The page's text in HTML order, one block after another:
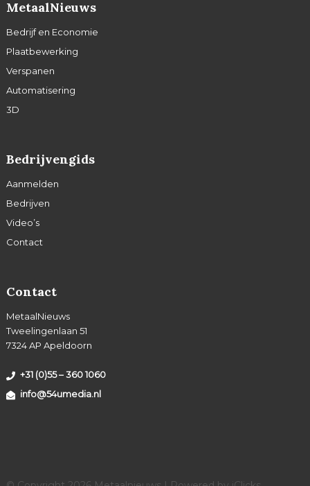
MetaalNieuws
Bedrijf en Economie
Plaatbewerking
Verspanen
Automatisering
3D
Bedrijvengids
Aanmelden
Bedrijven
Video’s
Contact
Contact
MetaalNieuws
Tweelingenlaan 51
7324 AP Apeldoorn
+31 (0)55 – 360 1060
info@54umedia.nl